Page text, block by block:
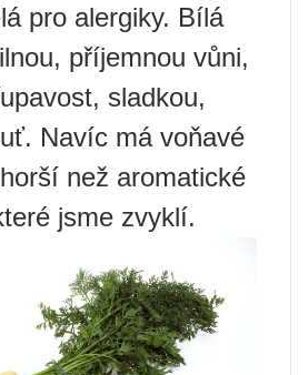
pro alergiky. Bílá
příjemnou vůni,
sladkou,
Navíc má voňavé
než aromatické
jsme zvyklí.